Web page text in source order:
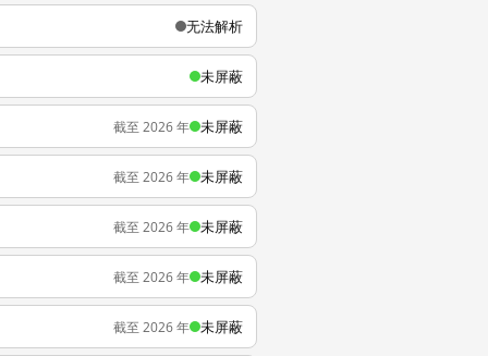
无法解析
未屏蔽
截至 2026 年 未屏蔽
截至 2026 年 未屏蔽
截至 2026 年 未屏蔽
截至 2026 年 未屏蔽
截至 2026 年 未屏蔽